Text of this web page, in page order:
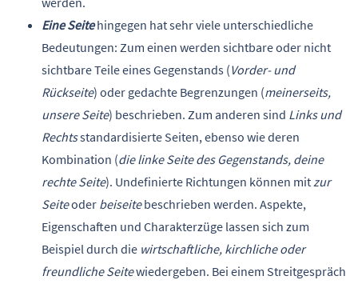
Eine Seite hingegen hat sehr viele unterschiedliche
Bedeutungen: Zum einen werden sichtbare oder nicht
sichtbare Teile eines Gegenstands (Vorder- und
Rückseite) oder gedachte Begrenzungen (meinerseits,
unsere Seite) beschrieben. Zum anderen sind Links und
Rechtsstandardisierte Seiten, ebenso wie deren
Kombination (die linke Seite des Gegenstands, deine
rechte Seite). Undefinierte Richtungen können mit zur
Seiteoder beiseitebeschrieben werden. Aspekte,
Eigenschaften und Charakterzüge lassen sich zum
Beispiel durch die wirtschaftliche, kirchliche oder
freundliche Seitewiedergeben. Bei einem Streitgespräch